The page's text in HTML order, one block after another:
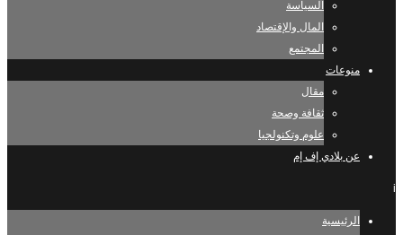
السياسة
المال والإقتصاد
المجتمع
منوعات
مقال
ثقافة وصحة
علوم وتكنولجيا
عن بلادي إف إم
i
الرئيسية